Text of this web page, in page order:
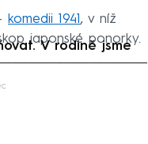
komedii 1941, v níž
japonské ponorky.
V rodině jsme